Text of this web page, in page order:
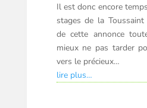
Il est donc encore
stages de la
de cette annonce
mieux ne pas tarder
vers le précieux…
lire plus…